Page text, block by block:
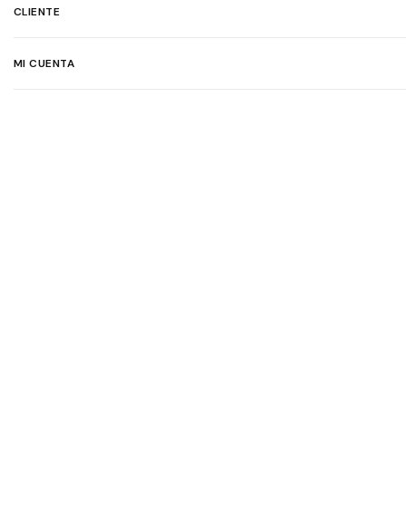
CLIENTE
MI CUENTA